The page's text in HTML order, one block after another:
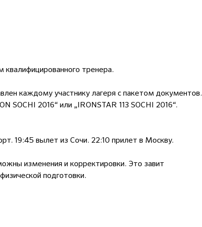
квалифицированного тренера.
каждому участнику лагеря с пакетом документов.
SOCHI 2016“ или „IRONSTAR 113 SOCHI 2016“.
19:45 вылет из Сочи. 22:10 прилет в Москву.
изменения и корректировки. Это завит
подготовки.